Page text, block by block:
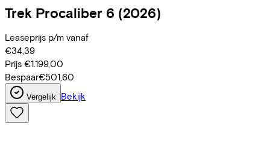
Trek Procaliber 6 (2026)
Leaseprijs p/m vanaf
€34,39
Prijs €1.199,00
Bespaar€501,60
Vergelijk Bekijk